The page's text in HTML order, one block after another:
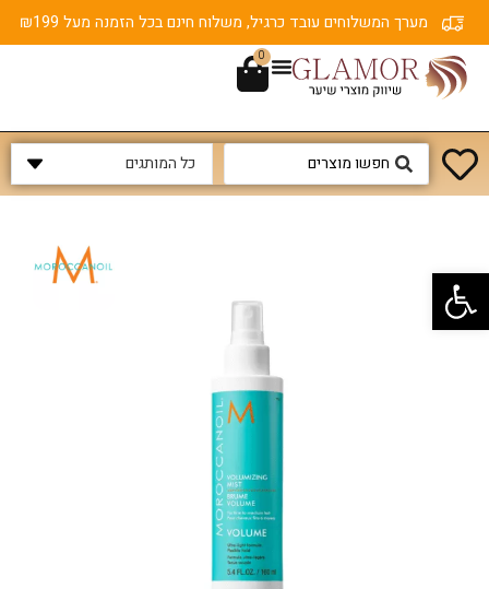
פתח סרגל נגישות
מערך המשלוחים עובד כרגיל, משלוח חינם בכל הזמנה מעל ₪199
0